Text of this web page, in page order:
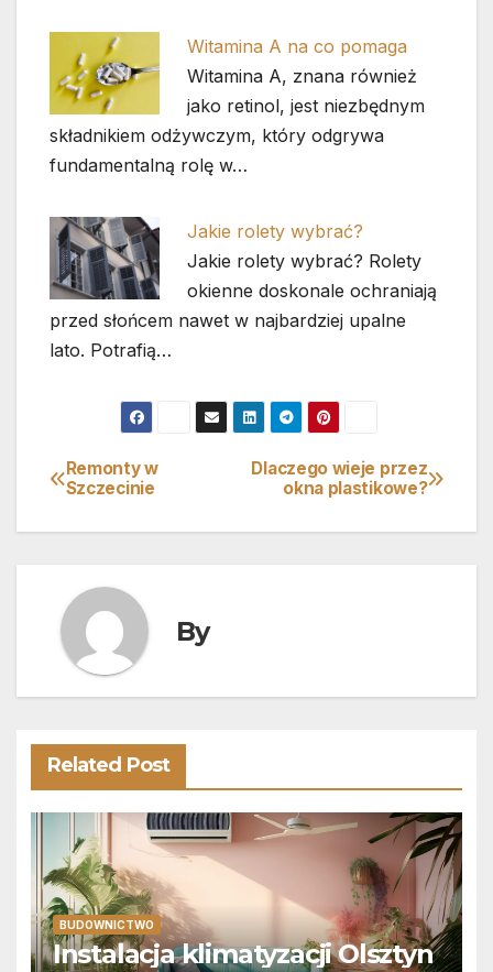
Witamina A na co pomaga
Witamina A, znana również
jako retinol, jest niezbędnym
składnikiem odżywczym, który odgrywa
fundamentalną rolę w…
Jakie rolety wybrać?
Jakie rolety wybrać? Rolety
okienne doskonale ochraniają
przed słońcem nawet w najbardziej upalne
lato. Potrafią…
Nawigacja
wpisu
Dlaczego wieje przez
okna plastikowe?
Remonty w
Szczecinie
By
Related Post
BUDOWNICTWO
Instalacja klimatyzacji Olsztyn